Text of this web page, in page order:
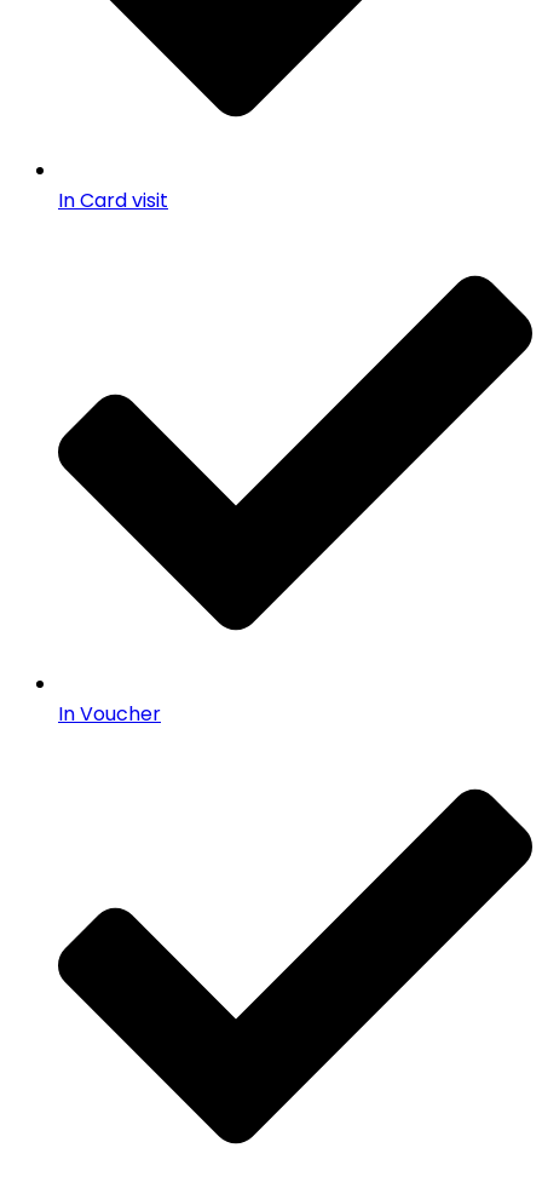
In Card visit
In Voucher